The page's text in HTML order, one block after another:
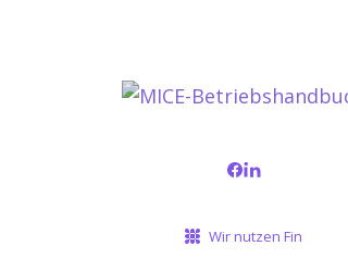
Wir nutzen Fin